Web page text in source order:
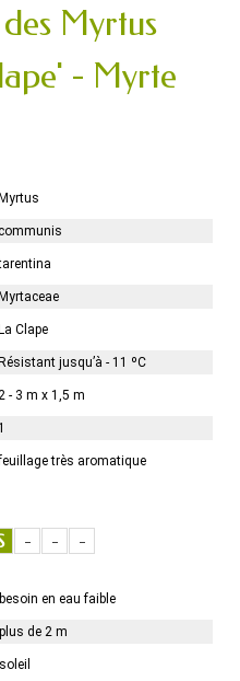
Myrtus
- Myrte
Clape
jusqu’à - 11 ºC
2 - 3 m x 1,5 m
très aromatique
- - -
besoin en eau faible
plus de 2 m
soleil